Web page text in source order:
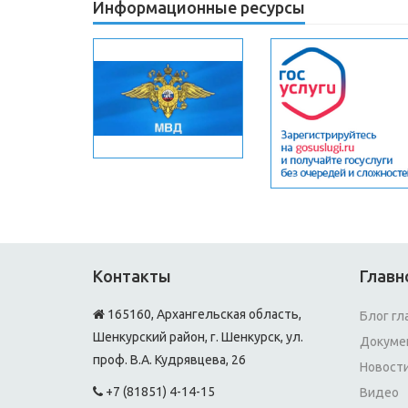
Информационные ресурсы
Контакты
165160, Архангельская область,
Шенкурский район, г. Шенкурск, ул.
проф. В.А. Кудрявцева, 26
+7 (81851) 4-14-15
Блог
Видео